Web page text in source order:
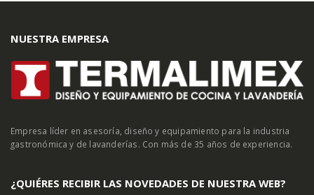
NUESTRA EMPRESA
Empresa líder en asesoría, diseño y equipamiento para la industria
gastronómica y de lavanderías. Con más de 35 años de experiencia.
¿QUIÉRES RECIBIR LAS NOVEDADES DE NUESTRA WEB?